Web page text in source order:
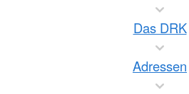
Das DRK
Adressen